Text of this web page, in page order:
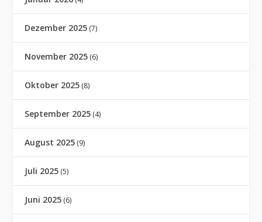
Dezember 2025 (7)
November 2025 (6)
Oktober 2025 (8)
September 2025 (4)
August 2025 (9)
Juli 2025 (5)
Juni 2025 (6)